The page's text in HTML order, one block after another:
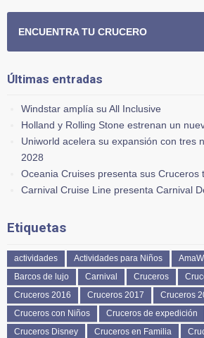
ENCUENTRA TU CRUCERO
Últimas entradas
Windstar amplía su All Inclusive
Holland y Rolling Stone estrenan un
Uniworld acelera su expansión con tres
2028
Oceania Cruises presenta sus Cruceros
Carnival Cruise Line presenta Carnival
Etiquetas
actividades Actividades para Niños
Barcos de lujo
Carnival Cruceros
Cruceros 2016
Cruceros 2017 Cruceros
Cruceros con Niños
Cruceros de expedición
Cruceros Disney
Cruceros en Familia